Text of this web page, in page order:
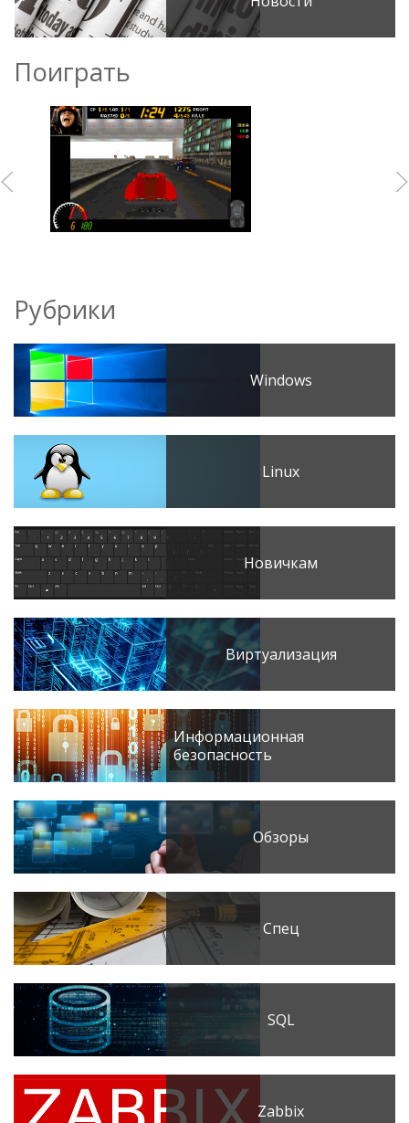
Поиграть
Рубрики
Windows
Linux
Новичкам
Виртуализация
Информационная
безопасность
Обзоры
Спец
SQL
Zabbix